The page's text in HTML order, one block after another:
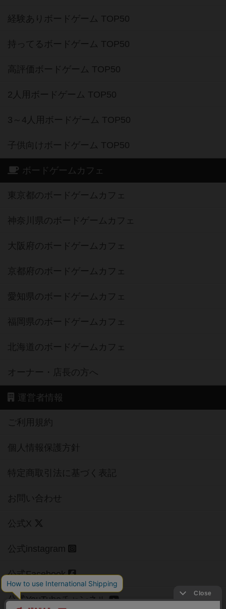
経験ありボードゲーム TOP50
持ってるボードゲーム TOP50
高評価ボードゲーム TOP50
2人用ボードゲーム TOP50
3～4人用ボードゲーム TOP50
子供向けボードゲーム TOP50
ボードゲームカフェ
東京都のボードゲームカフェ
神奈川県のボードゲームカフェ
大阪府のボードゲームカフェ
京都府のボードゲームカフェ
愛知県のボードゲームカフェ
福岡県のボードゲームカフェ
北海道のボードゲームカフェ
オーナー・店長の方へ
運営者情報
ご利用規約
個人情報保護方針
特定商取引法に基づく表記
お問い合わせ
公式X
公式instagram
公式Facebook
公式YouTubeチャンネル